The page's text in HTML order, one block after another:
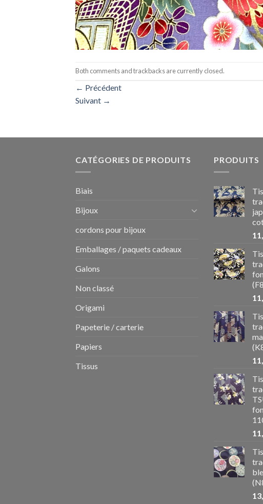
Both comments and trackbacks are currently closed.
← Précédent
Suivant →
CATÉGORIES DE PRODUITS
Biais
Bijoux
cordons pour bijoux
Emballages / paquets cadeaux
Galons
Non classé
Origami
Papeterie / carterie
Papiers
Tissus
PRODUITS